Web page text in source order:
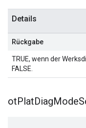
Details
Rückgabe
TRUE, wenn der
FALSE.
otPlatDiagMode